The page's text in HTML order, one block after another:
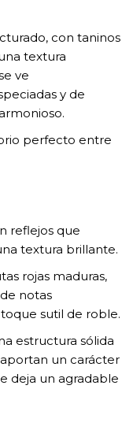
con taninos
textura
ve
y de
perfecto entre
reflejos que
textura brillante.
rojas maduras,
notas
sutil de roble.
estructura sólida
un carácter
deja un agradable